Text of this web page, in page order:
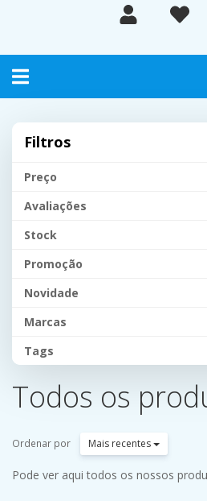
Toggle
navigation
Filtros
Preço
Avaliações
Stock
Promoção
Novidade
Marcas
Tags
Todos os
Ordenar por Mais recentes
Pode ver aqui todos os nossos